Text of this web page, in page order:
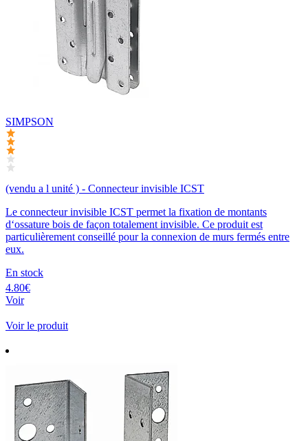
SIMPSON
(vendu a l unité ) - Connecteur invisible ICST
Le connecteur invisible ICST permet la fixation de montants
d‘ossature bois de façon totalement invisible. Ce produit est
particulièrement conseillé pour la connexion de murs fermés entre
eux.
En stock
4.80€
Voir
Voir le produit